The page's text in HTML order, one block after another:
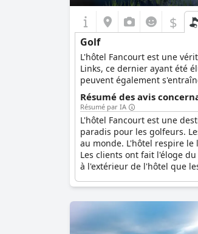
$
Golf
L'hôtel Fancourt est une
Links, ce dernier ayant été
peuvent également
Résumé des avis
Résumé par IA
L'hôtel Fancourt est une
paradis pour les golfeurs.
au monde. L'hôtel respire
Les clients ont fait l'éloge
à l'extérieur de l'hôtel que